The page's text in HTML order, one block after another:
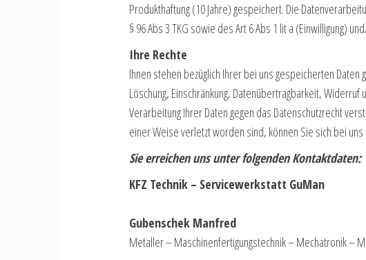
Produkthaftung (10 Jahre) gespeichert. Die
§ 96 Abs 3 TKG sowie des Art 6 Abs 1 lit a (Einwilligung)
Ihre Rechte
Ihnen stehen bezüglich Ihrer bei uns gespeicherten Daten
Löschung, Einschränkung, Datenübertragbarkeit,
Verarbeitung Ihrer Daten gegen das Datenschutzrecht
einer Weise verletzt worden sind, können Sie sich bei
Sie erreichen uns unter folgenden Kontaktdaten:
KFZ Technik – Servicewerkstatt GuMan
Gubenschek Manfred
Metaller – Maschinenfertigungstechnik – Mechatronik –